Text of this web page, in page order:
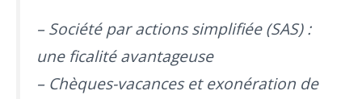
– Société par actions simplifiée (SAS) :
une ficalité avantageuse
– Chèques-vacances et exonération de